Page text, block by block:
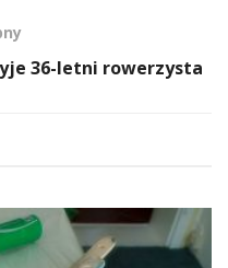
36-letni rowerzysta